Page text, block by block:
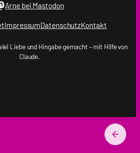
Arne bei Mastodon
ImpressumDatenschutzKontakt
Liebe und Hingabe gemacht – mit Hilfe von
Claude.